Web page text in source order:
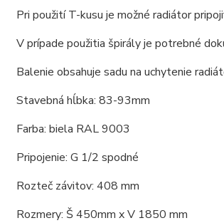
Pri použití T-kusu je možné radiátor
V prípade použitia špirály je potrebné
Balenie obsahuje sadu na uchytenie
Stavebná hĺbka: 83-93mm
Farba: biela RAL 9003
Pripojenie: G 1/2 spodné
Rozteč závitov: 408 mm
Rozmery: Š 450mm x V 1850 mm